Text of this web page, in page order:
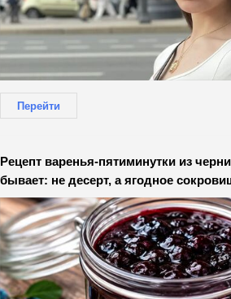
Перейти
Рецепт варенья-пятиминутки из
бывает: не десерт, а ягодное